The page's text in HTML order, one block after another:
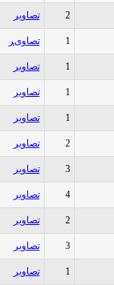
2 تصاویر
1 تصاویر
1 تصاویر
1 تصاویر
1 تصاویر
2 تصاویر
3 تصاویر
4 تصاویر
2 تصاویر
3 تصاویر
1 تصاویر